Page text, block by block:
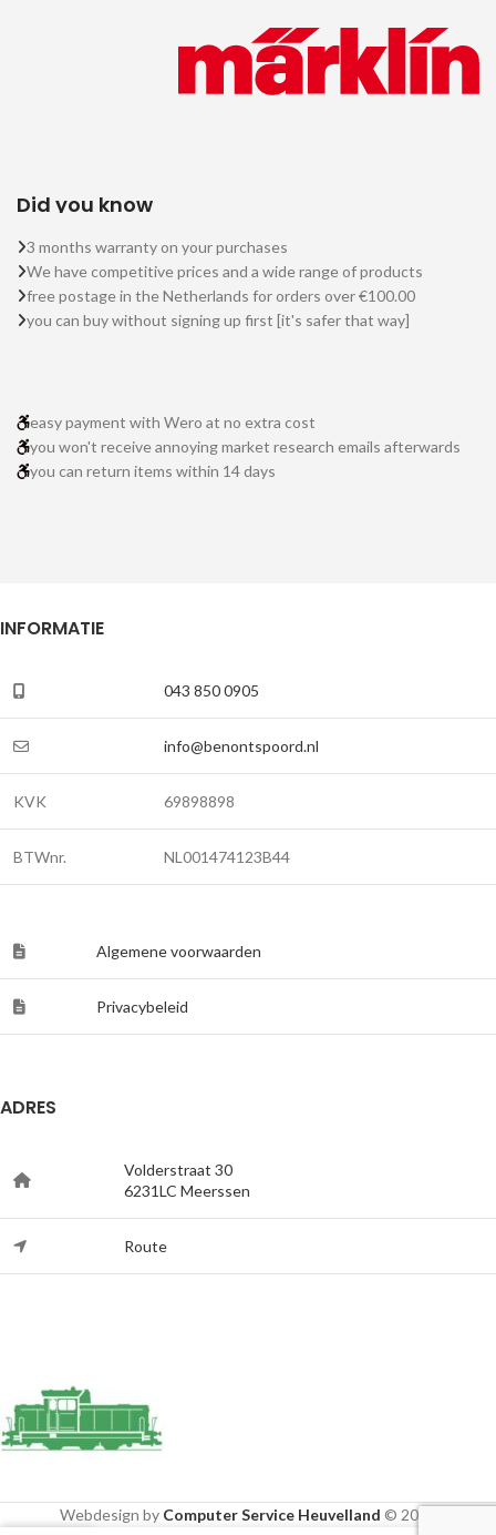
Did you know
3 months warranty on your purchases
We have competitive prices and a wide range of products
free postage in the Netherlands for orders over €100.00
you can buy without signing up first [it's safer that way]
easy payment with Wero at no extra cost
you won't receive annoying market research emails afterwards
you can return items within 14 days
INFORMATIE
043 850 0905
info@benontspoord.nl
KVK 69898898
BTWnr. NL001474123B44
Algemene voorwaarden
Privacybeleid
ADRES
Volderstraat 30
6231LC Meerssen
Route
Webdesign by Computer Service Heuvelland © 2020